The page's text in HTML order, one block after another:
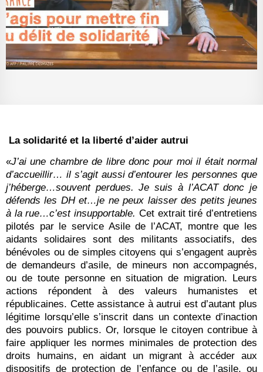
La solidarité et la liberté d’aider autrui
«J’ai une chambre de libre donc pour moi il était normal
d’accueillir… il s’agit aussi d’entourer les personnes que
j’héberge…souvent perdues. Je suis à l’ACAT donc je
défends les DH et…je ne peux laisser des petits jeunes
à la rue…c’est insupportable. Cet extrait tiré d’entretiens
pilotés par le service Asile de l’ACAT, montre que les
aidants solidaires sont des militants associatifs, des
bénévoles ou de simples citoyens qui s’engagent auprès
de demandeurs d’asile, de mineurs non accompagnés,
ou de toute personne en situation de migration. Leurs
actions répondent à des valeurs humanistes et
républicaines. Cette assistance à autrui est d’autant plus
légitime lorsqu’elle s’inscrit dans un contexte d’inaction
des pouvoirs publics. Or, lorsque le citoyen contribue à
faire appliquer les normes minimales de protection des
droits humains, en aidant un migrant à accéder aux
dispositifs de protection de l’enfance ou de l’asile, ou